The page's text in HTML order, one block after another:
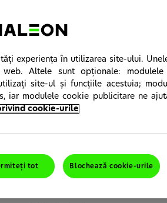
& Gum este o pastă de dinţi
dentinară cât şi cu probleme gingivale.
experiența în utilizarea site-ului.
Altele sunt opționale:
site-ul și funcțiile acestuia;
iar modulele cookie publicitare ne
cookie-urile
tot Blochează cookie-urile